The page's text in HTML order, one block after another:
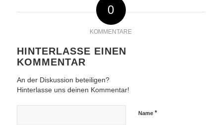
0
KOMMENTARE
HINTERLASSE EINEN
KOMMENTAR
An der Diskussion beteiligen?
Hinterlasse uns deinen Kommentar!
Name *